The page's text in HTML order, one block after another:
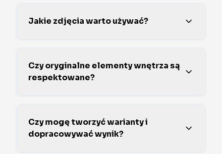
Jakie zdjęcia warto używać?
Czy oryginalne elementy wnętrza są
respektowane?
Czy mogę tworzyć warianty i
dopracowywać wynik?